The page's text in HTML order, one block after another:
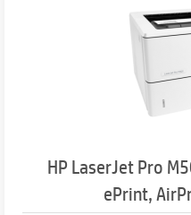
HP LaserJet Pro
ePrint,